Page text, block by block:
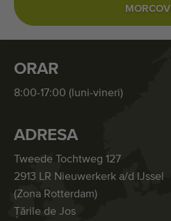
MORCOVI
ORAR
8:00-17:00 (luni-vineri)
ADRESA
Tweede Tochtweg 127
2913 LR Nieuwerkerk a/d IJssel
(Zona Rotterdam)
Țările de Jos